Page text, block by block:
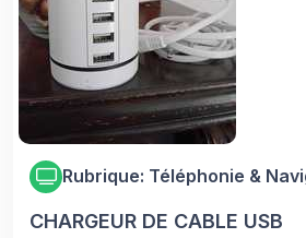
Rubrique: Téléphonie &
CHARGEUR DE CABLE USB